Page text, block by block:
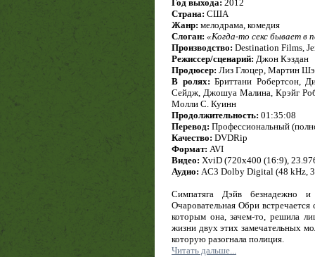
Год выхода: 2012
Страна: США
Жанр: мелодрама, комедия
Слоган: «Когда-то секс бывает в
Производство: Destination Films,
Режиссер/сценарий: Джон Кэздан
Продюсер: Лиз Глоцер, Мартин
В ролях: Бриттани Робертсон,
Сейдж, Джошуа Малина, Крэйг
Молли С. Куинн
Продолжительность: 01:35:08
Перевод: Профессиональный
Качество: DVDRip
Формат: AVI
Видео: XviD (720x400 (16:9),
Аудио: AC3 Dolby Digital (48 kHz,
Симпатяга Дэйв безнадежно
Очаровательная Обри
которым она, зачем-то, решила
жизни двух этих замечательных
которую разогнала полиция.
Читать дальше...